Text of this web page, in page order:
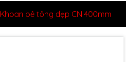
Khoan bê tông dẹp CN 400mm